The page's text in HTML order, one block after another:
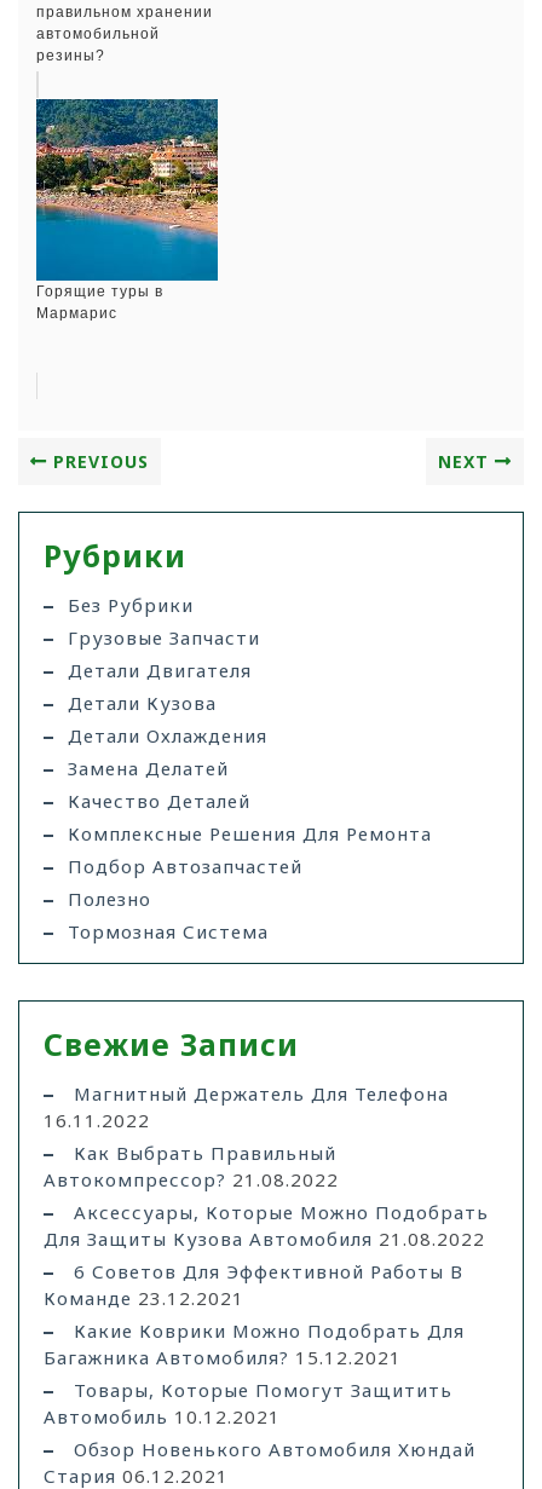
правильном хранении
автомобильной
резины?
Горящие туры в
Мармарис
PREVIOUS NEXT
Рубрики
Без Рубрики
Грузовые Запчасти
Детали Двигателя
Детали Кузова
Детали Охлаждения
Замена Делатей
Качество Деталей
Комплексные Решения Для Ремонта
Подбор Автозапчастей
Полезно
Тормозная Система
Свежие Записи
Магнитный Держатель Для Телефона
16.11.2022
Как Выбрать Правильный
Автокомпрессор? 21.08.2022
Аксессуары, Которые Можно Подобрать
Для Защиты Кузова Автомобиля 21.08.2022
6 Советов Для Эффективной Работы В
Команде 23.12.2021
Какие Коврики Можно Подобрать Для
Багажника Автомобиля? 15.12.2021
Товары, Которые Помогут Защитить
Автомобиль 10.12.2021
Обзор Новенького Автомобиля Хюндай
Стария 06.12.2021